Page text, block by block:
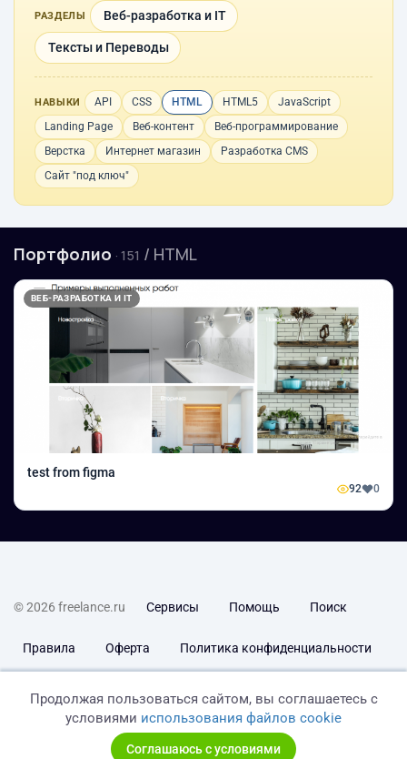
РАЗДЕЛЫ Веб-разработка и IT
Тексты и Переводы
НАВЫКИ API CSS HTML HTML5
JavaScript
Landing Page
Веб-контент
Веб-программирование
Верстка
Интернет магазин
Разработка CMS
Сайт "под ключ"
Портфолио · 151 / HTML
ВЕБ-РАЗРАБОТКА И IT
test from figma
92 0
© 2026 freelance.ru Сервисы Помощь Поиск
Правила Оферта Политика конфиденциальности
Продолжая пользоваться сайтом, вы соглашаетесь с
условиями использования файлов cookie
Соглашаюсь с условиями